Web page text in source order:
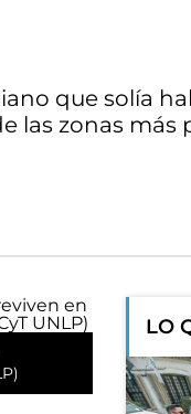
que solía
las zonas más
LO